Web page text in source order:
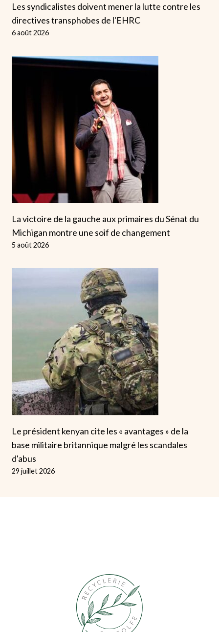
Les syndicalistes doivent mener la lutte contre les
directives transphobes de l'EHRC
6 août 2026
La victoire de la gauche aux primaires du Sénat du
Michigan montre une soif de changement
5 août 2026
Le président kenyan cite les « avantages » de la
base militaire britannique malgré les scandales
d'abus
29 juillet 2026